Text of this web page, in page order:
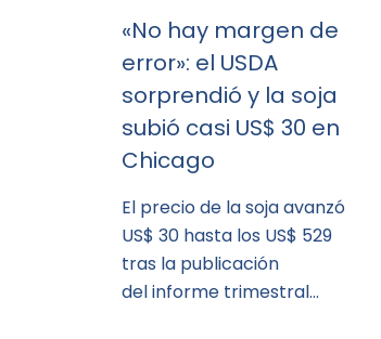
«No hay margen de
error»: el USDA
sorprendió y la soja
subió casi US$ 30 en
Chicago
El precio de la soja avanzó
US$ 30 hasta los US$ 529
tras la publicación
del informe trimestral…